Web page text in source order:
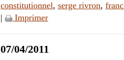
constitutionnel,serge rivron,
|
Imprimer
07/04/2011